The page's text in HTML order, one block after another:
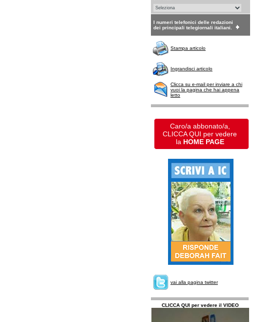
I numeri telefonici delle redazioni
dei principali telegiornali italiani.
Stampa articolo
Ingrandisci articolo
Clicca su e-mail per inviare a chi
vuoi la pagina che hai appena
letto
Caro/a abbonato/a,
CLICCA QUI per vedere
la HOME PAGE
vai alla pagina twitter
CLICCA QUI per vedere il VIDEO